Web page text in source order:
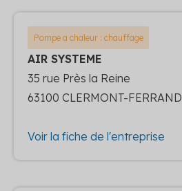
Pompe a chaleur : chauffage
AIR SYSTEME
35 rue Près la Reine
63100 CLERMONT-FERRAND
Voir la fiche de l'entreprise